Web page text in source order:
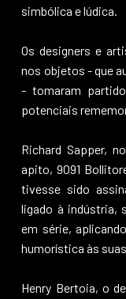
simbólica e lúdica.
Os designers e
nos objetos - que
- tomaram
potenciais
Richard Sapper,
apito, 9091
tivesse sido
ligado à indústria,
em série,
humorística às
Henry Bertoia, o